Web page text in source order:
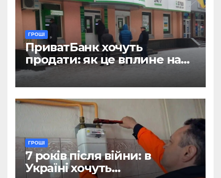
ГРОШІ
ПриватБанк хочуть
продати: як це вплине на
отримання зарплат, пенсій
і стипендій
ГРОШІ
7 років після війни: в
Україні хочуть